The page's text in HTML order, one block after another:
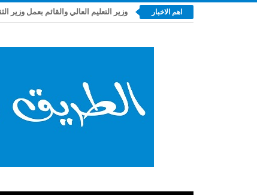
اهم الاخبار وزير التعليم العالي والقائم بعمل وزير